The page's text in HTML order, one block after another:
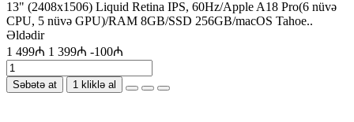
13" (2408x1506) Liquid Retina IPS, 60Hz/Apple A18 Pro(6 nüvə
CPU, 5 nüvə GPU)/RAM 8GB/SSD 256GB/macOS Tahoe..
Əldədir
1 499₼ 1 399₼ -100₼
Səbətə at 1 kliklə al